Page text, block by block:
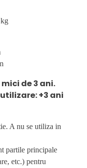
de 3 ani.
+3 ani
A nu se utiliza in
partile principale
etc.) pentru